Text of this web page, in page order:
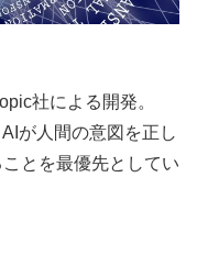
社による開発。
が人間の意図を正し
とを最優先としてい